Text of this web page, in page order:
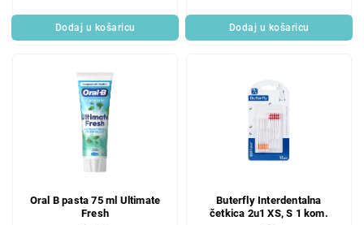
Dodaj u košaricu Dodaj u košaricu
Oral B pasta 75 ml Ultimate
Fresh
Buterfly Interdentalna
četkica 2u1 XS, S 1 kom.